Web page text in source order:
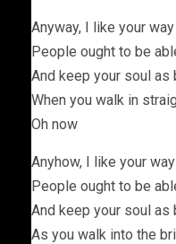
Anyway, I like your way
People ought to be
And keep your soul as
When you walk in
Oh now
Anyhow, I like your way
People ought to be
And keep your soul as
As you walk into the